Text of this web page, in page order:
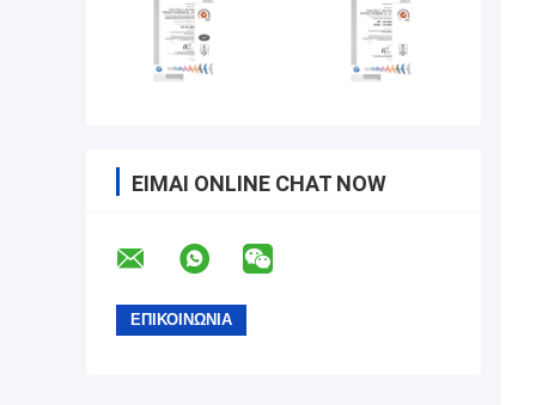
ΕΊΜΑΙ ONLINE CHAT NOW